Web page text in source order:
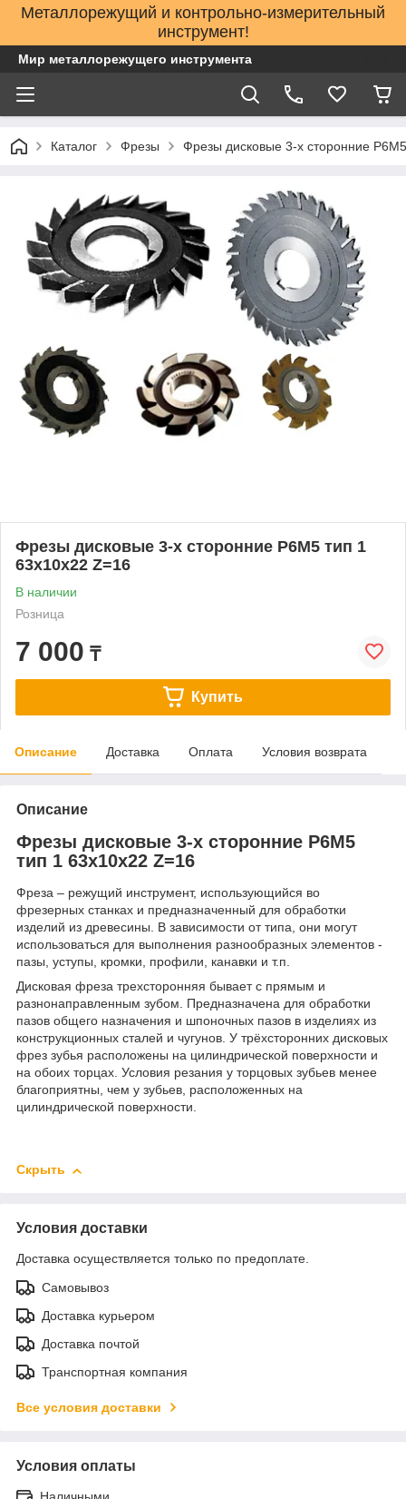
Металлорежущий и контрольно-измерительный
инструмент!
Мир металлорежущего инструмента
Каталог Фрезы Фрезы дисковые 3-х сторонние
Фрезы дисковые 3-х сторонние Р6М5 тип 1
63х10х22 Z=16
В наличии
Розница
7 000 ₸
Купить
Описание Доставка Оплата Условия возврата
Описание
Фрезы дисковые 3-х сторонние Р6М5
тип 1 63х10х22 Z=16
Фреза – режущий инструмент, использующийся во
фрезерных станках и предназначенный для обработки
изделий из древесины. В зависимости от типа, они могут
использоваться для выполнения разнообразных элементов -
пазы, уступы, кромки, профили, канавки и т.п.
Дисковая фреза трехсторонняя бывает с прямым и
разнонаправленным зубом. Предназначена для обработки
пазов общего назначения и шпоночных пазов в изделиях из
конструкционных сталей и чугунов. У трёхсторонних дисковых
фрез зубья расположены на цилиндрической поверхности и
на обоих торцах. Условия резания у торцовых зубьев менее
благоприятны, чем у зубьев, расположенных на
цилиндрической поверхности.
Скрыть
Условия доставки
Доставка осуществляется только по предоплате.
Самовывоз
Доставка курьером
Доставка почтой
Транспортная компания
Все условия доставки
Условия оплаты